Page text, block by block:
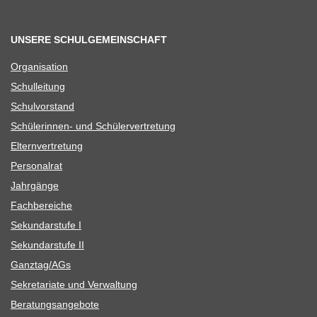
UNSERE SCHULGEMEINSCHAFT
Orga­ni­sa­tion
Schul­lei­tung
Schul­vor­stand
Schü­le­rin­nen- und Schülervertretung
Eltern­ver­tre­tung
Per­so­nal­rat
Jahr­gänge
Fach­be­rei­che
Sekun­dar­stufe I
Sekun­dar­stufe II
Ganztag/​​AGs
Sekre­ta­riate und Verwaltung
Bera­tungs­an­ge­bote